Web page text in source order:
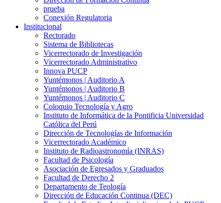
prueba
Conexión Regulatoria
Institucional
Rectorado
Sistema de Bibliotecas
Vicerrectorado de Investigación
Vicerrectorado Administrativo
Innova PUCP
Yuntémonos | Auditorio A
Yuntémonos | Auditorio B
Yuntémonos | Auditorio C
Coloquio Tecnología y Agro
Instituto de Informática de la Pontificia Universidad
Católica del Perú
Dirección de Tecnologías de Información
Vicerrectorado Académico
Instituto de Radioastronomía (INRAS)
Facultad de Psicología
Asociación de Egresados y Graduados
Facultad de Derecho 2
Departamento de Teología
Dirección de Educación Continua (DEC)